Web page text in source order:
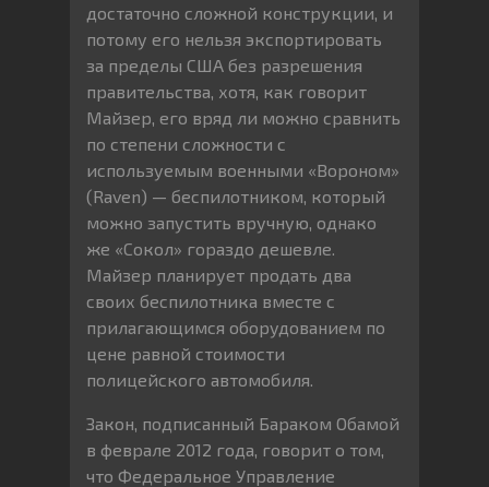
достаточно сложной конструкции, и
потому его нельзя экспортировать
за пределы США без разрешения
правительства, хотя, как говорит
Майзер, его вряд ли можно сравнить
по степени сложности с
используемым военными «Вороном»
(Raven) — беспилотником, который
можно запустить вручную, однако
же «Сокол» гораздо дешевле.
Майзер планирует продать два
своих беспилотника вместе с
прилагающимся оборудованием по
цене равной стоимости
полицейского автомобиля.
Закон, подписанный Бараком Обамой
в феврале 2012 года, говорит о том,
что Федеральное Управление